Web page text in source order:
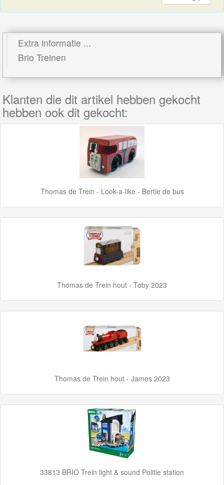
voertuigen
Brio
Rails
BigJigs
Rails
Treinen
Thomas
Trackmaster
Along
Extra informatie ...
Brio Treinen
Klanten die dit artikel hebben gekocht
hebben ook dit gekocht:
Thomas de Trein - Look-a-like - Bertie de bus
Thomas de Trein hout - Toby 2023
Thomas de Trein hout - James 2023
33813 BRIO Trein light & sound Politie station